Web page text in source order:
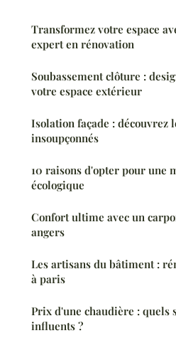
Transformez votre espace
expert en rénovation
Soubassement clôture :
votre espace extérieur
Isolation façade : découvrez
insoupçonnés
10 raisons d'opter pour une
écologique
Confort ultime avec un
angers
Les artisans du bâtiment :
à paris
Prix d'une chaudière : quels
influents ?